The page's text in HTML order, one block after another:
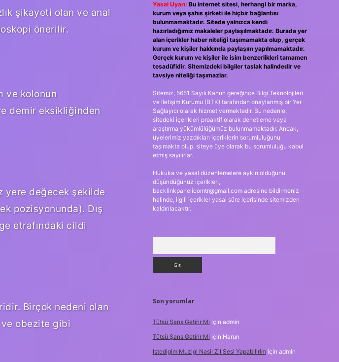
şikayeti olan ve anal
önerilir.
ve kolonun
demir eksikliğinden
yere değecek şekilde
pozisyonunda). Dış
etrafındaki cildi
Birçok nedeni olan
ve obezite gibi
Yasal Uyarı: Bu internet sitesi, herhangi bir marka,
kurum veya şahıs şirketi ile hiçbir bağlantısı
bulunmamaktadır. Sitede yalnızca kendi
hazırladığımız makaleler paylaşılmaktadır. Burada yer
alan içerikler haber niteliği taşımamakta olup, gerçek
kurum ve kişiler hakkında paylaşım yapılmamaktadır.
Gerçek kurum ve kişiler ile isim benzerlikleri tamamen
tesadüfidir. Sitemizdeki bilgiler taslak halindedir ve
tavsiye niteliği taşımazlar.
Sitemiz, 5651 Sayılı Kanun gereğince Bilgi Teknolojileri
ve İletişim Kurumu (BTK) tarafından onaylanmış bir Yer
Sağlayıcı olarak hizmet vermektedir. Bu nedenle,
sitedeki içerikleri proaktif olarak denetleme veya
araştırma yükümlülüğümüz bulunmamaktadır. Ancak,
üyelerimiz yazdıkları içeriklerin sorumluluğunu
taşımakta olup, siteye üye olarak bu sorumluluğu kabul
etmiş sayılırlar.
Hukuka ve yasal düzenlemelere aykırı olduğunu
düşündüğünüz içerikleri,
backlinkpanelicomtr@gmail.comadresine bildirmeniz
halinde, ilgili içerikler yasal süre içerisinde sitemizden
kaldırılacaktır.
Son yorumlar
Tütsü Şans Getirir Mi için admin
Tütsü Şans Getirir Mi için Harun
Istedigim Muzigi Nasil Zil Sesi Yapabilirimiçin admin